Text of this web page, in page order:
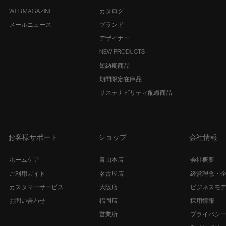
WEB MAGAZINE
メールニュース
カタログ
ブランド
デザイナー
NEW PRODUCTS
短納期商品
期間限定在庫品
サステナビリティ配慮商品
お客様サポート
ホームケア
ご利用ガイド
カスタマーサービス
お問い合わせ
ショップ
青山本店
名古屋店
大阪店
福岡店
営業所
会社情報
会社概要
経営理念・
ビジネスモ
採用情報
プライバシ